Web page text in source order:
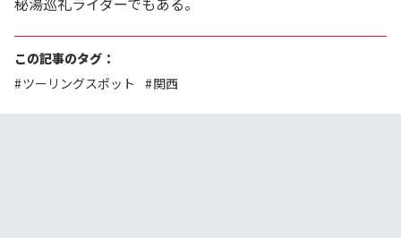
この記事のタグ：
ツーリングスポット
関西